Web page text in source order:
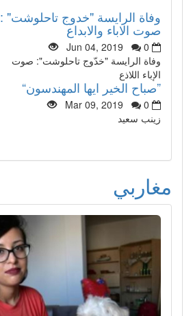
وفاة الرايسة "خدوج تاحلوشت" :
صوت الاباء والابداع
Jun 04, 2019
0
وفاة الرايسة "خدّوج تاحلوشت": صوت
الإباء اللاذع
”صباح الخير ايها المهندسون“
Mar 09, 2019
0
زينب سعيد
مغاربي